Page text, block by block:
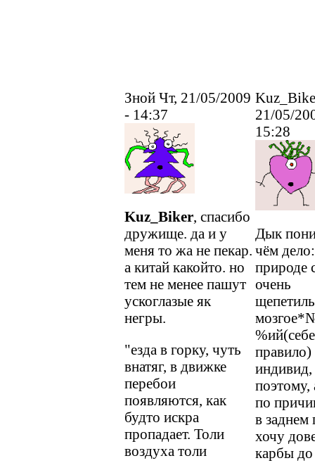
Зной Чт, 21/05/2009
- 14:37
Kuz_Biker, спасибо
дружище. да и у
меня то жа не пекар.
а китай какойто. но
тем не менее пашут
ускоглазые як
негры.
"езда в горку, чуть
внатяг, в движке
перебои
появляются, как
будто искра
пропадает. Толи
воздуха толи
21/05/
15:28
Дык
чём
природе
очень
правило)
индивид,
поэтому,
по
в заднем
хочу
карбы